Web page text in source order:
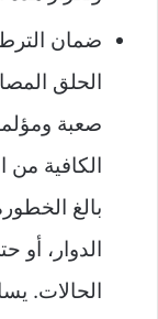
ضمان
الحلق
صعبة
الكافية من
بالغ
الدوار،
الحالات.